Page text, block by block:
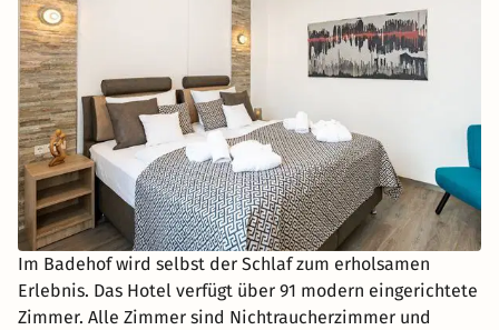
Im Badehof wird selbst der Schlaf zum erholsamen
Erlebnis. Das Hotel verfügt über 91 modern eingerichtete
Zimmer. Alle Zimmer sind Nichtraucherzimmer und